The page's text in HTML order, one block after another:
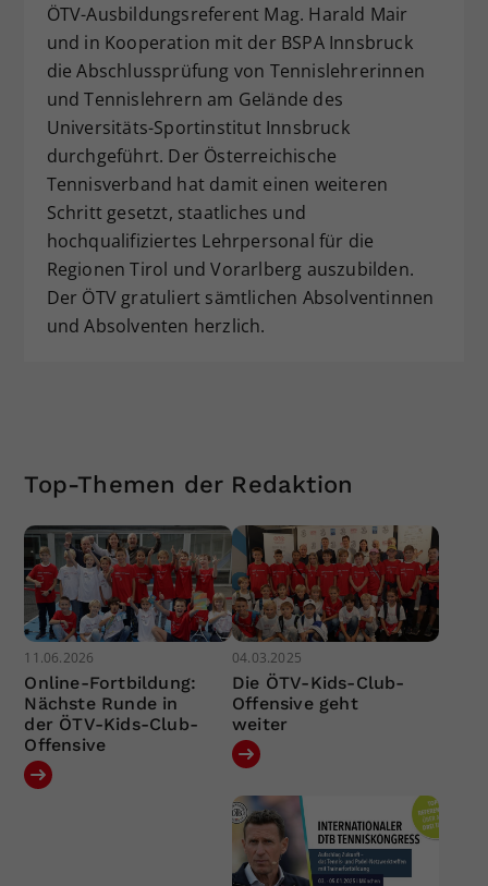
ÖTV-Ausbildungsreferent Mag. Harald Mair
und in Kooperation mit der BSPA Innsbruck
die Abschlussprüfung von Tennislehrerinnen
und Tennislehrern am Gelände des
Universitäts-Sportinstitut Innsbruck
durchgeführt. Der Österreichische
Tennisverband hat damit einen weiteren
Schritt gesetzt, staatliches und
hochqualifiziertes Lehrpersonal für die
Regionen Tirol und Vorarlberg auszubilden.
Der ÖTV gratuliert sämtlichen Absolventinnen
und Absolventen herzlich.
Top-Themen der Redaktion
11.06.2026
Online-Fortbildung:
Nächste Runde in
der ÖTV-Kids-Club-
Offensive
04.03.2025
Die ÖTV-Kids-Club-
Offensive geht
weiter
Zweck
Dieser Wert speichert Ihre Consent-
Einstellungen. Unter anderem eine
zufällig generierte ID, für die
historische Speicherung Ihrer
vorgenommen Einstellungen, falls der
Webseiten-Betreiber dies eingestellt